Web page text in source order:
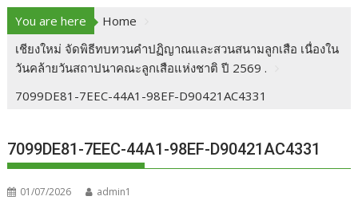
You are here
Home
เชียงใหม่ จัดพิธีทบทวนคำปฏิญาณและสวนสนามลูกเสือ เนื่องใน
วันคล้ายวันสถาปนาคณะลูกเสือแห่งชาติ ปี 2569 .
7099DE81-7EEC-44A1-98EF-D90421AC4331
7099DE81-7EEC-44A1-98EF-D90421AC4331
01/07/2026 admin1